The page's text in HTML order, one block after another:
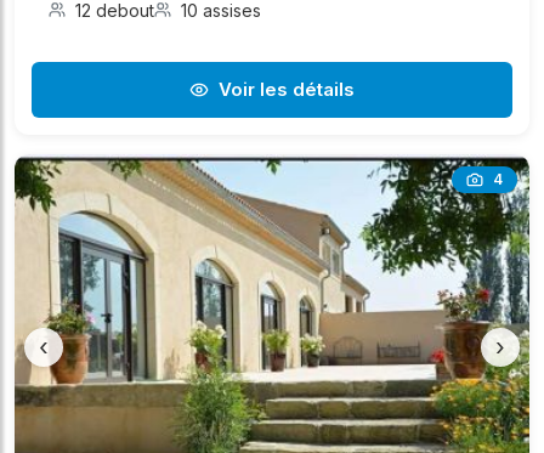
12 debout 10 assises
Voir les détails
4
‹ ›